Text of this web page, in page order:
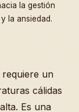
la gestión
la ansiedad.
un
cálidas
Es una